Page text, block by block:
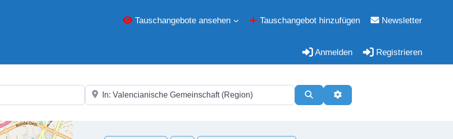
Tauschangebote ansehen Tauschangebot hinzufügen Newsletter
Anmelden Registrieren
In der Nähe SuchenErweiterte Filter